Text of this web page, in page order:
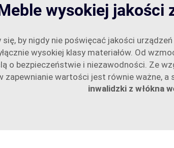
wysokiej jakości
się, by nigdy nie poświęcać jakości
wysokiej klasy materiałów. Od
o bezpieczeństwie i niezawodności. Ze
zapewnianie wartości jest równie ważne,
inwalidzki z włókna